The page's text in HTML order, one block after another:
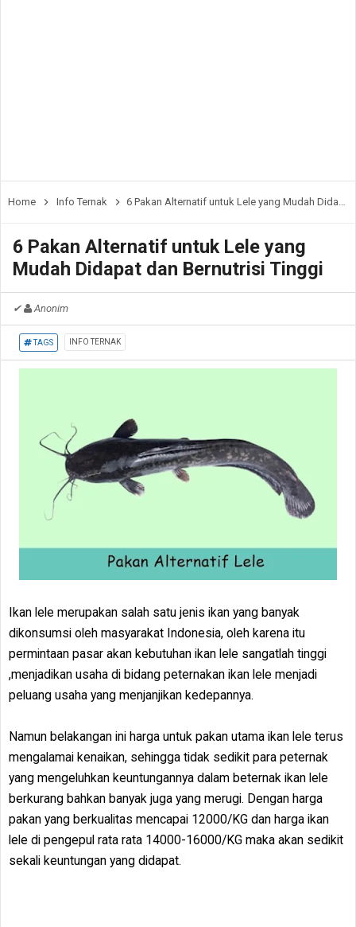
Home Info Ternak 6 Pakan Alternatif untuk Lele yang Mudah Didapat dan Bernutrisi Tinggi
6 Pakan Alternatif untuk Lele yang
Mudah Didapat dan Bernutrisi Tinggi
✔ Anonim
TAGS INFO TERNAK
Ikan lele merupakan salah satu jenis ikan yang banyak
dikonsumsi oleh masyarakat Indonesia, oleh karena itu
permintaan pasar akan kebutuhan ikan lele sangatlah tinggi
,menjadikan usaha di bidang peternakan ikan lele menjadi
peluang usaha yang menjanjikan kedepannya.
Namun belakangan ini harga untuk pakan utama ikan lele terus
mengalamai kenaikan, sehingga tidak sedikit para peternak
yang mengeluhkan keuntungannya dalam beternak ikan lele
berkurang bahkan banyak juga yang merugi. Dengan harga
pakan yang berkualitas mencapai 12000/KG dan harga ikan
lele di pengepul rata rata 14000-16000/KG maka akan sedikit
sekali keuntungan yang didapat.